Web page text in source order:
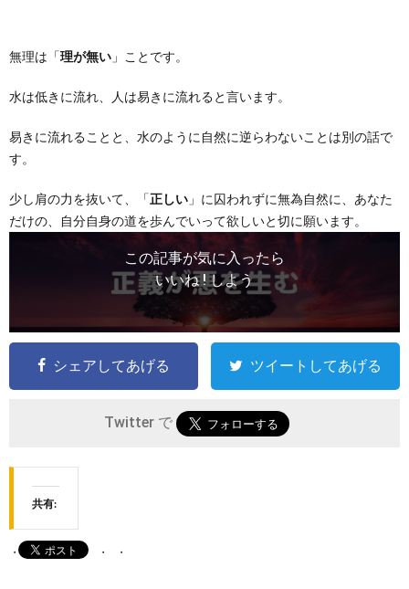
無理は「理が無い 」ことです。
水は低きに流れ、人は易きに流れると言います。
易きに流れることと、水のように自然に逆らわないことは別の話で
す。
少し肩の力を抜いて、「正しい 」に囚われずに無為自然に、あなた
だけの、自分自身の道を歩んでいって欲しいと切に願います。
この記事が気に入ったら
いいね ! しよう
シェアしてあげる ツイートしてあげる
Twitter で
共有: